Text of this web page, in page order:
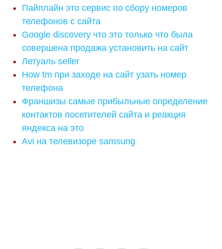
Пайплайн это сервис по сбору номеров
телефонов с сайта
Google discovery что это только что была
совершена продажа установить на сайт
Летуаль seller
How tm при заходе на сайт узать номер
телефона
Франшизы самые прибыльные определение
контактов посетителей сайта и реакция
яндекса на это
Avi на телевизоре samsung